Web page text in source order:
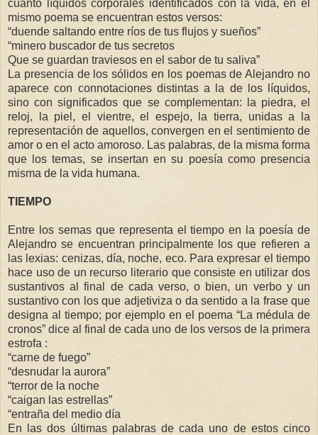
cuanto líquidos corporales identificados con la vida, en el
mismo poema se encuentran estos versos:
“duende saltando entre ríos de tus flujos y sueños”
“minero buscador de tus secretos
Que se guardan traviesos en el sabor de tu saliva”
La presencia de los sólidos en los poemas de Alejandro no
aparece con connotaciones distintas a la de los líquidos,
sino con significados que se complementan: la piedra, el
reloj, la piel, el vientre, el espejo, la tierra, unidas a la
representación de aquellos, convergen en el sentimiento de
amor o en el acto amoroso. Las palabras, de la misma forma
que los temas, se insertan en su poesía como presencia
misma de la vida humana.
TIEMPO
Entre los semas que representa el tiempo en la poesía de
Alejandro se encuentran principalmente los que refieren a
las lexias: cenizas, día, noche, eco. Para expresar el tiempo
hace uso de un recurso literario que consiste en utilizar dos
sustantivos al final de cada verso, o bien, un verbo y un
sustantivo con los que adjetiviza o da sentido a la frase que
designa al tiempo; por ejemplo en el poema “La médula de
cronos” dice al final de cada uno de los versos de la primera
estrofa :
“carne de fuego”
“desnudar la aurora”
“terror de la noche
“caigan las estrellas”
“entraña del medio día
En las dos últimas palabras de cada uno de estos cinco